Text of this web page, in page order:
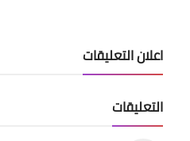
لضمان الحصول على
كورونا سارع
اعلان التعليقات
التعليقات